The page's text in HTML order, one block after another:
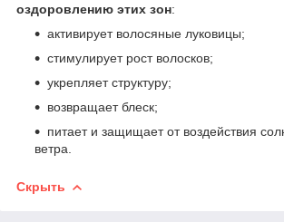
оздоровлению этих зон:
активирует волосяные луковицы;
стимулирует рост волосков;
укрепляет структуру;
возвращает блеск;
питает и защищает от воздействия
ветра.
Скрыть